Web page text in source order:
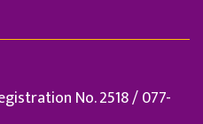
No. 2518 / 077-